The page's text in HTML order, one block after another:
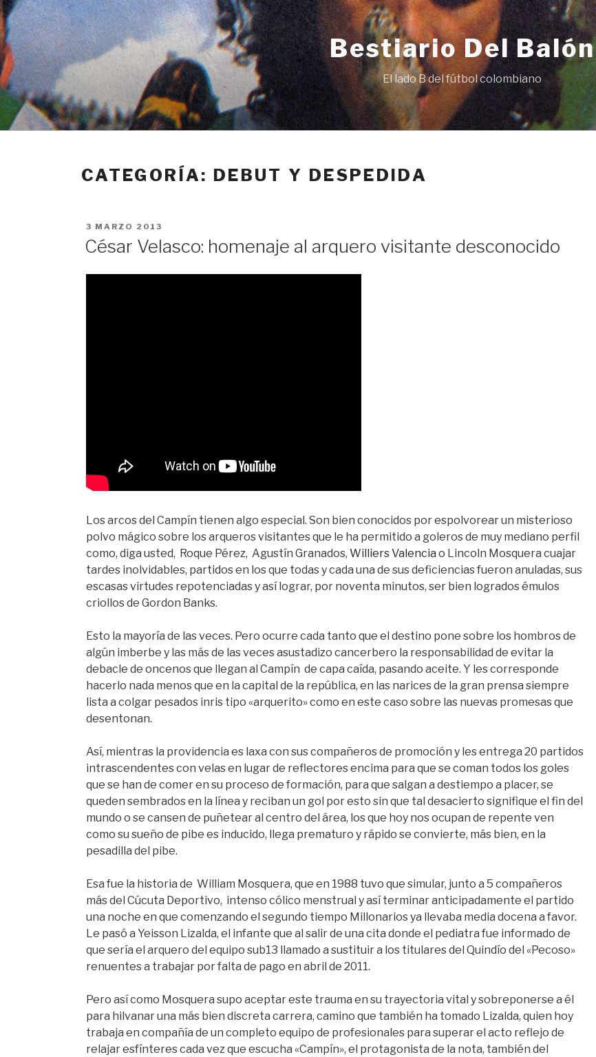
Ir
al
contenido
Bestiario Del Balón
El lado B del fútbol colombiano
CATEGORÍA: DEBUT Y DESPEDIDA
PUBLICADO
EN
3 MARZO 2013
César Velasco: homenaje al arquero visitante desconocido
Los arcos del Campín tienen algo especial. Son bien conocidos por espolvorear un misterioso
polvo mágico sobre los arqueros visitantes que le ha permitido a goleros de muy mediano perfil
como, diga usted, Roque Pérez, Agustín Granados,Williers Valencia o Lincoln Mosquera cuajar
tardes inolvidables, partidos en los que todas y cada una de sus deficiencias fueron anuladas, sus
escasas virtudes repotenciadas y así lograr, por noventa minutos, ser bien logrados émulos
criollos de Gordon Banks.
Esto la mayoría de las veces. Pero ocurre cada tanto que el destino pone sobre los hombros de
algún imberbe y las más de las veces asustadizo cancerbero la responsabilidad de evitar la
debacle de oncenos que llegan al Campín de capa caída, pasando aceite. Y les corresponde
hacerlo nada menos que en la capital de la república, en las narices de la gran prensa siempre
lista a colgar pesados inris tipo «arquerito» como en este caso sobre las nuevas promesas que
desentonan.
Así, mientras la providencia es laxa con sus compañeros de promoción y les entrega 20 partidos
intrascendentes con velas en lugar de reflectores encima para que se coman todos los goles
que se han de comer en su proceso de formación, para que salgan a destiempo a placer, se
queden sembrados en la línea y reciban un gol por esto sin que tal desacierto signifique el fin del
mundo o se cansen de puñetear al centro del área, los que hoy nos ocupan de repente ven
como su sueño de pibe es inducido, llega prematuro y rápido se convierte, más bien, en la
pesadilla del pibe.
Esa fue la historia de William Mosquera, que en 1988 tuvo que simular, junto a 5 compañeros
más del Cúcuta Deportivo, intenso cólico menstrual y así terminar anticipadamente el partido
una noche en que comenzando el segundo tiempo Millonarios ya llevaba media docena a favor.
Le pasó a Yeisson Lizalda, el infante que al salir de una cita donde el pediatra fue informado de
que sería el arquero del equipo sub13 llamado a sustituir a los titulares del Quindío del «Pecoso»
renuentes a trabajar por falta de pago en abril de 2011.
Pero así como Mosquera supo aceptar este trauma en su trayectoria vital y sobreponerse a él
para hilvanar una más bien discreta carrera, camino que también ha tomado Lizalda, quien hoy
trabaja en compañía de un completo equipo de profesionales para superar el acto reflejo de
relajar esfínteres cada vez que escucha «Campín», el protagonista de la nota, también del